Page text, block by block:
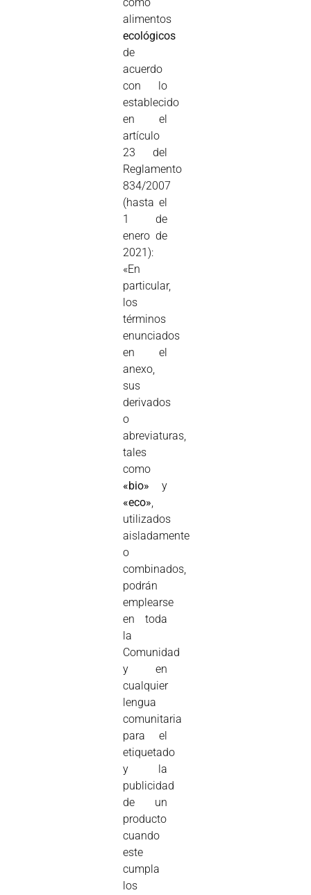
como
alimentos
ecológicos
de
acuerdo
con lo
establecido
en el
artículo
23 del
Reglamento
834/2007
(hasta el
1 de
enero de
2021):
«En
particular,
los
términos
enunciados
en el
anexo,
sus
derivados
o
abreviaturas,
tales
como
«bio» y
«eco»,
utilizados
aisladamente
o
combinados,
podrán
emplearse
en toda
la
Comunidad
y en
cualquier
lengua
comunitaria
para el
etiquetado
y la
publicidad
de un
producto
cuando
este
cumpla
los